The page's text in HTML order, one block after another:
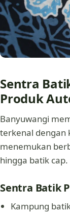
Sentra
Produk
Banyuwangi
terkenal dengan
menemukan
hingga batik cap.
Sentra Batik
Kampung